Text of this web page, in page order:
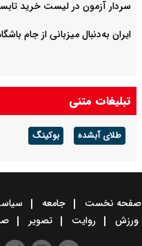
سردار آزمون در لیست خرید
ایران به‌دنبال میزبانی از جام
تبلیغات متنی
طلای آبشده بوکینگ
صفحه نخست جامعه
ورزش
روایت تصویر